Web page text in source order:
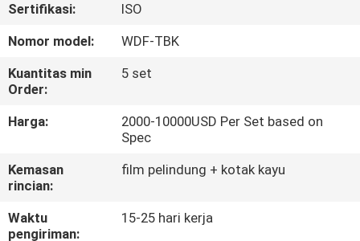
TUR
PABRIK
KONTROL
KUALITAS
HUBUNGI
KAMI
Sertifikasi:
ISO
Nomor model:
WDF-TBK
Kuantitas min
Order:
5 set
Harga:
2000-10000USD Per Set based on
Spec
Kemasan
rincian:
film pelindung + kotak kayu
Waktu
pengiriman:
15-25 hari kerja